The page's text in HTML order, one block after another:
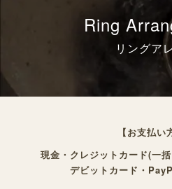
Ring
リングア
【お支払い
現金・クレジットカード(一
デビットカード・